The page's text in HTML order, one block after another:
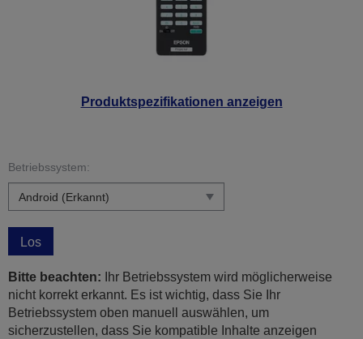
Produktspezifikationen anzeigen
Betriebssystem:
Los
Bitte beachten: Ihr Betriebssystem wird möglicherweise
nicht korrekt erkannt. Es ist wichtig, dass Sie Ihr
Betriebssystem oben manuell auswählen, um
sicherzustellen, dass Sie kompatible Inhalte anzeigen